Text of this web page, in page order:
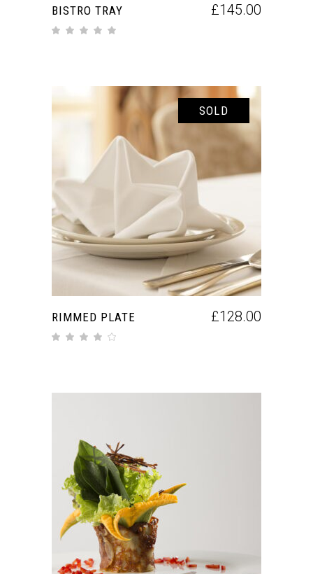
BISTRO TRAY £145.00
SOLD
LEGGI TUTTO
RIMMED PLATE £128.00
AGGIUNGI AL CARRELLO